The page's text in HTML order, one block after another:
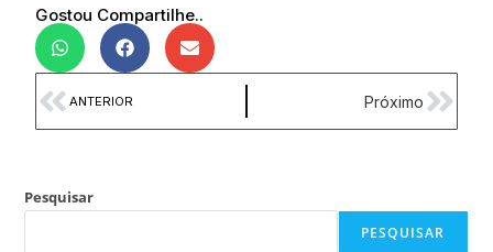
Gostou Compartilhe..
ANTERIOR Próximo
Pesquisar
PESQUISAR